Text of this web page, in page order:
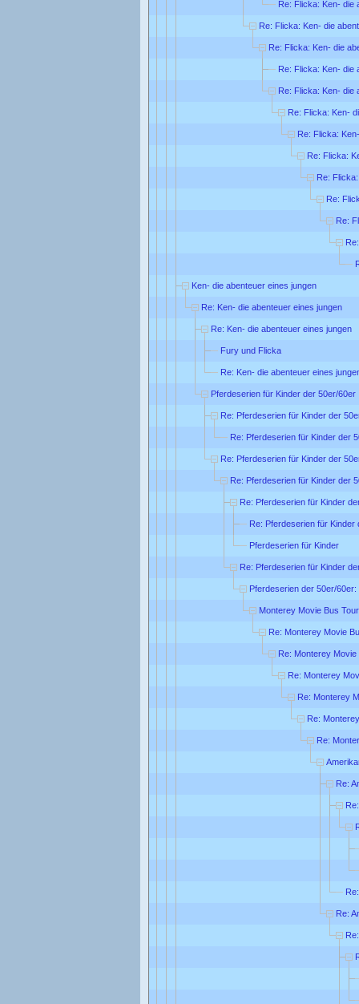
Re: Flicka: Ken- die
Re: Flicka: Ken- die
Re: Flicka: Ken- die
Re: Flicka: Ken- die
Re: Flicka: Ken- die
Re: Flicka: Ken-
Re: Flicka:
Re: Flicka:
Re:
Re:
Re:
Ken- die abenteuer eines jungen
Re: Ken- die abenteuer eines jungen
Re: Ken- die abenteuer eines jungen
Fury und Flicka
Re: Ken- die abenteuer eines
Pferdeserien für Kinder der 50er/
Re: Pferdeserien für Kinder der
Re: Pferdeserien für Kinder der
Re: Pferdeserien für Kinder der
Re: Pferdeserien für Kinder der
Re: Pferdeserien für Kinder
Re: Pferdeserien für
Pferdeserien für Kinder
Re: Pferdeserien für Kinder
Pferdeserien der 50er/60er:
Monterey Movie Bus Tour
Re: Monterey Movie
Re: Monterey Movie
Re: Monterey
Re: Monterey
Re:
Re:
Re:
Re: